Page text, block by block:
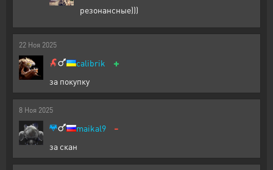
резонансные)))
22 Ноя 2025
calibrik +
за покупку
8 Ноя 2025
maikal9 -
за скан